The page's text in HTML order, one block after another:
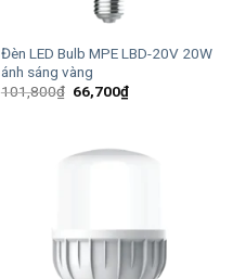
Đèn LED Bulb MPE LBD-20V 20W
ánh sáng vàng
101,800₫ Giá
gốc
66,700₫Giá
hiện
66,700₫.